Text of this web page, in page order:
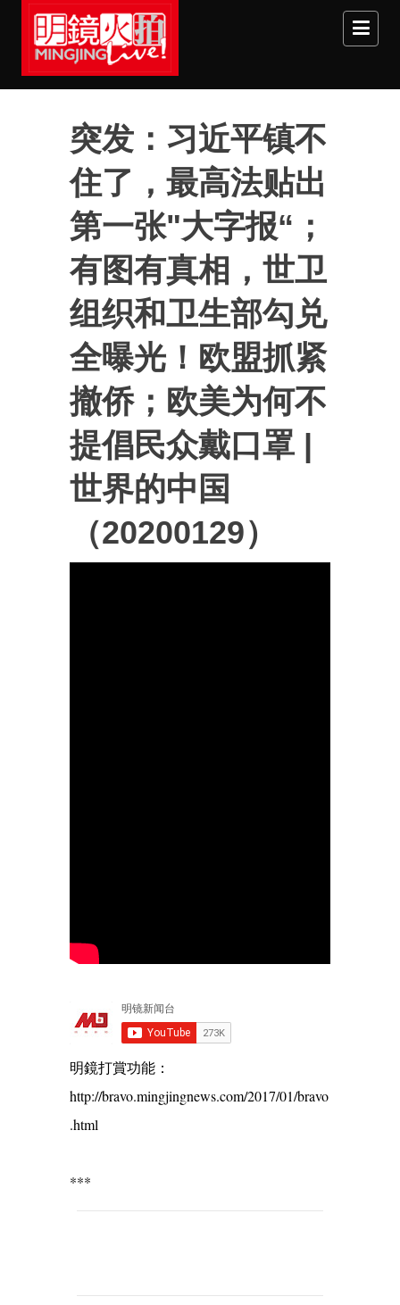
Skip to main content
突发：习近平镇不
住了，最高法贴出
第一张"大字报“；
有图有真相，世卫
组织和卫生部勾兑
全曝光！欧盟抓紧
撤侨；欧美为何不
提倡民众戴口罩 |
世界的中国
（20200129）
明鏡打賞功能：
http://bravo.mingjingnews.com/2017/01/bravo
.html
***